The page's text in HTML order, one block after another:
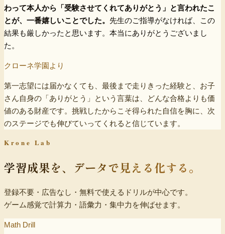
わって本人から「受験させてくれてありがとう」と言われたこ
とが、一番嬉しいことでした。 先生のご指導がなければ、この
結果も厳しかったと思います。本当にありがとうございまし
た。
クローネ学園より
第一志望には届かなくても、最後まで走りきった経験と、お子
さん自身の「ありがとう」という言葉は、どんな合格よりも価
値のある財産です。挑戦したからこそ得られた自信を胸に、次
のステージでも伸びていってくれると信じています。
Krone Lab
学習成果を、 データで見える化する。
登録不要・広告なし・無料で使えるドリルが中心です。
ゲーム感覚で計算力・語彙力・集中力を伸ばせます。
Math Drill